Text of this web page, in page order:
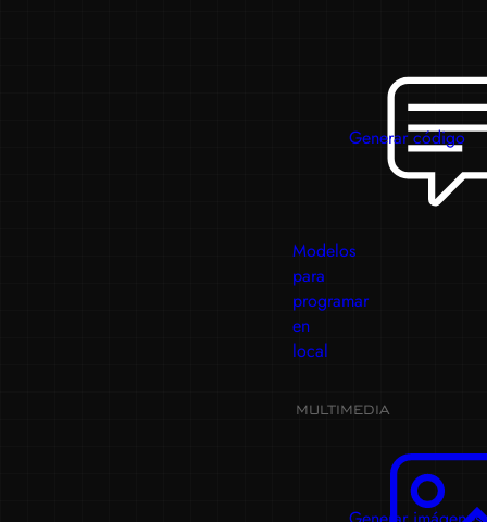
Generar código
Modelos
para
programar
en
local
MULTIMEDIA